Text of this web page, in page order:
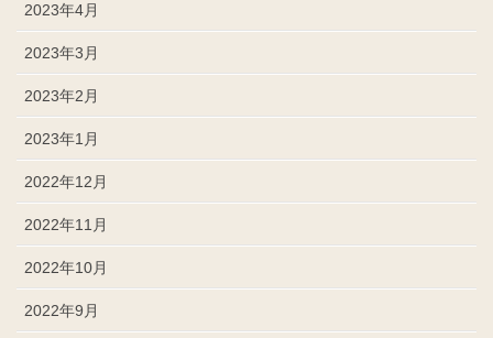
2023年4月
2023年3月
2023年2月
2023年1月
2022年12月
2022年11月
2022年10月
2022年9月